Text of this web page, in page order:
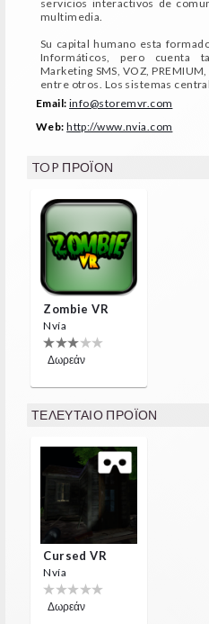
servicios interactivos de
multimedia.
Su capital humano esta
Informáticos, pero cuenta
Marketing SMS, VOZ,
entre otros. Los sistemas
Email:info@storemvr.com
Web:http://www.nvia.com
TOP ΠΡΟΪΌΝ
Zombie VR
Nvía
Δωρεάν
ΤΕΛΕΥΤΑΊΟ ΠΡΟΪΌΝ
Cursed VR
Nvía
Δωρεάν